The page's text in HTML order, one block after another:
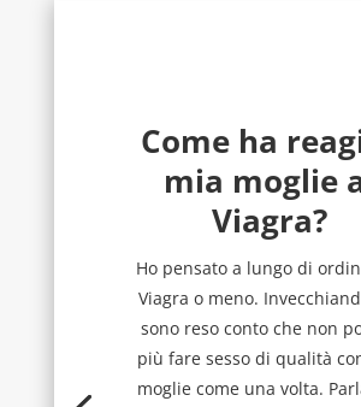
Come ha
mia moglie
Viagra?
Ho pensato a lungo di
Viagra o meno.
sono reso conto che non
più fare sesso di qualità
moglie come una volta.